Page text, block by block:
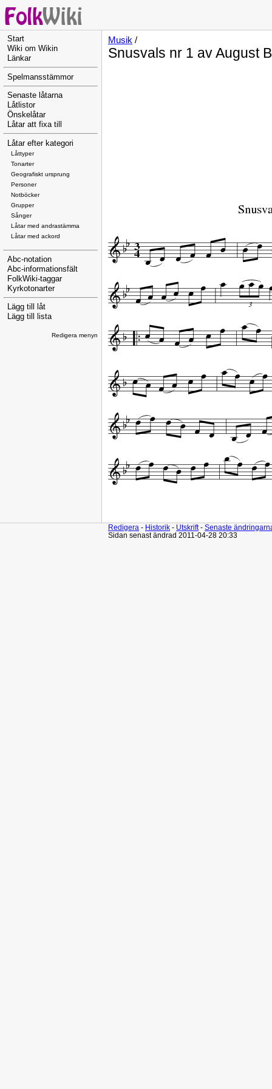
Start
Wiki om Wikin
Länkar
Spelmansstämmor
Senaste låtarna
Låtlistor
Önskelåtar
Låtar att fixa till
Låtar efter kategori
Låttyper
Tonarter
Geografiskt ursprung
Personer
Notböcker
Grupper
Sånger
Låtar med andrastämma
Låtar med ackord
Abc-notation
Abc-informationsfält
FolkWiki-taggar
Kyrkotonarter
Lägg till låt
Lägg till lista
Redigera menyn
Musik /
Snusvals nr 1 av August
Redigera - Historik - Utskrift- Senaste
Sidan senast ändrad 2011-04-28 20:33